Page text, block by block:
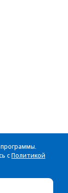
с Политикой